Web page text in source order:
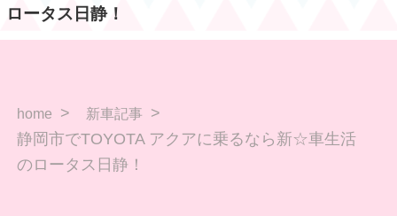
ロータス日静！
home 新車記事
静岡市でTOYOTA アクアに乗るなら新☆車生活
のロータス日静！